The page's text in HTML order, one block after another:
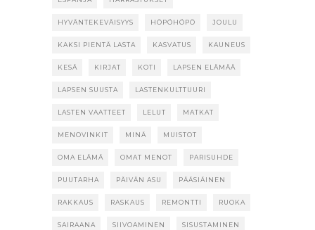
HYVÄNTEKEVÄISYYS HÖPÖHÖPÖ JOULU
KAKSI PIENTÄ LASTA KASVATUS KAUNEUS
KESÄ KIRJAT KOTI LAPSEN ELÄMÄÄ
LAPSEN SUUSTA LASTENKULTTUURI
LASTEN VAATTEET LELUT MATKAT
MENOVINKIT MINÄ MUISTOT
OMA ELÄMÄ OMAT MENOT PARISUHDE
PUUTARHA PÄIVÄN ASU PÄÄSIÄINEN
RAKKAUS RASKAUS REMONTTI RUOKA
SAIRAANA SIIVOAMINEN SISUSTAMINEN